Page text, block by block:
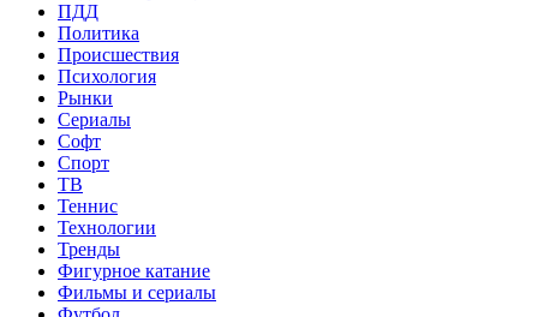
ПДД
Политика
Происшествия
Психология
Рынки
Сериалы
Софт
Спорт
ТВ
Теннис
Технологии
Тренды
Фигурное катание
Фильмы и сериалы